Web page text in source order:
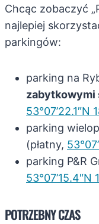
Chcąc zobaczyć
najlepiej
parkingów:
parking na
zabytkowymi
53°07’22.1″N
parking
(płatny,
parking P&R
53°07’15.4″N
POTRZEBNY CZAS